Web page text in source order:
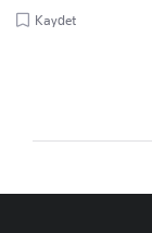
Kaydet